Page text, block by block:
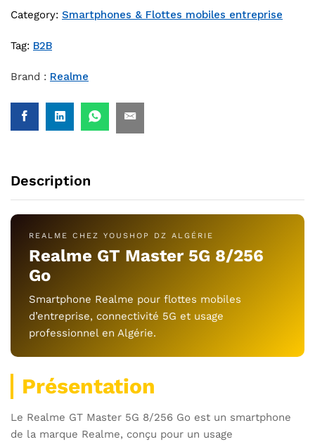
Category: Smartphones & Flottes mobiles entreprise
Tag: B2B
Brand : Realme
Description
REALME CHEZ YOUSHOP DZ ALGÉRIE
Realme GT Master 5G 8/256
Go
Smartphone Realme pour flottes mobiles
d’entreprise, connectivité 5G et usage
professionnel en Algérie.
Présentation
Le Realme GT Master 5G 8/256 Go est un smartphone
de la marque Realme, conçu pour un usage